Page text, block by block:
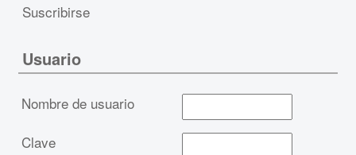
Suscribirse
Usuario
Nombre de usuario
Clave